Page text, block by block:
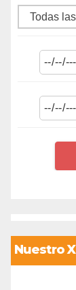
Nuestro X